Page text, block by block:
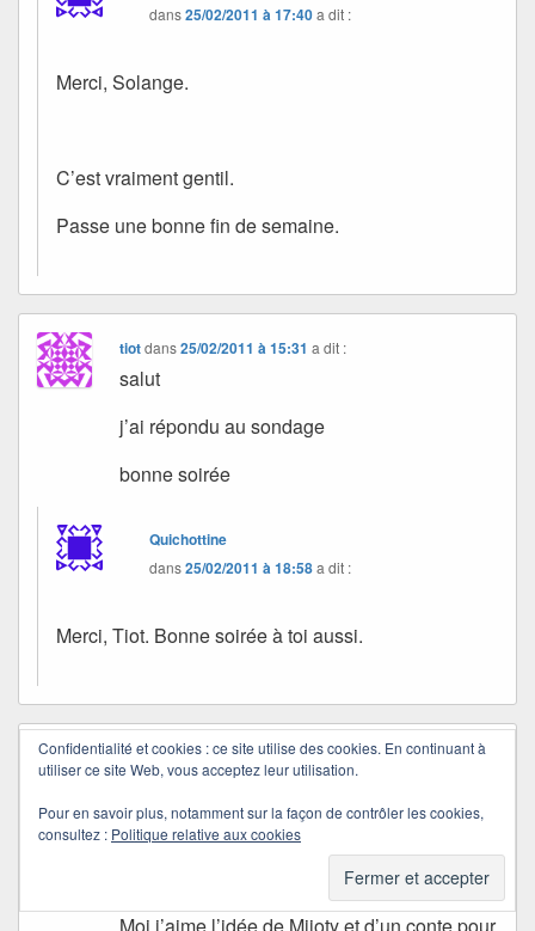
dans25/02/2011 à 17:40a dit :
Merci, Solange.
C’est vraiment gentil.
Passe une bonne fin de semaine.
tiotdans25/02/2011 à 15:31 a dit :
salut
j’ai répondu au sondage
bonne soirée
Quichottine
dans25/02/2011 à 18:58a dit :
Merci, Tiot. Bonne soirée à toi aussi.
Marine Ddans25/02/2011 à 16:59a dit :
Même si j’ai un peu de mal à tout
comprendre, mais la sinusite qui me
taraudes n’y est pas pour rien…
Confidentialité et cookies : ce site utilise des cookies. En continuant à
utiliser ce site Web, vous acceptez leur utilisation.
Pour en savoir plus, notamment sur la façon de contrôler les cookies,
consultez : Politique relative aux cookies